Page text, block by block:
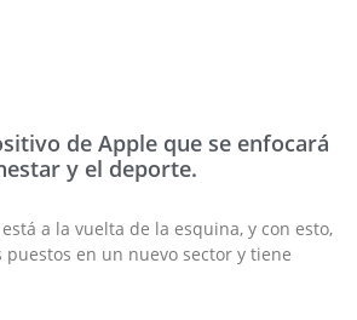
de Apple que se enfocará
y el deporte.
a la vuelta de la esquina, y con esto,
en un nuevo sector y tiene